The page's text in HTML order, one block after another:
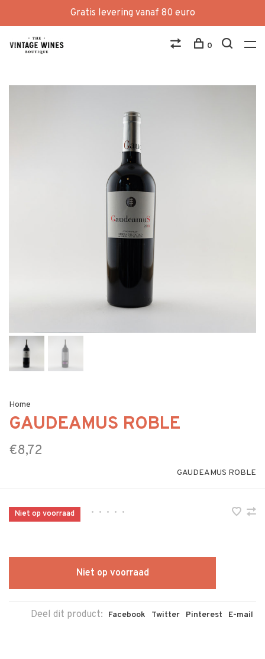
Gratis levering vanaf 80 euro
0
Home
GAUDEAMUS ROBLE
€8,72
GAUDEAMUS ROBLE
Niet op voorraad • • • • •
Niet op voorraad
Deel dit product: Facebook Twitter Pinterest E-mail